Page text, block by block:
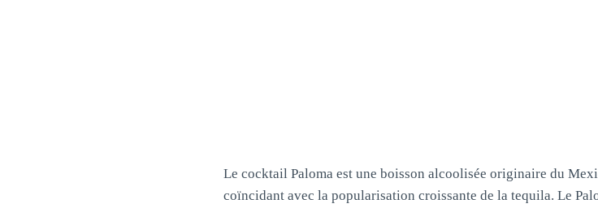
Le cocktail Paloma est une boisson alcoolisée originaire du
coïncidant avec la popularisation croissante de la tequila. Le